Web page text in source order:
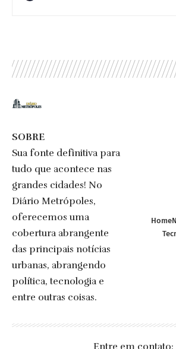
SOBRE
Sua fonte definitiva para
tudo que acontece nas
grandes cidades! No
Diário Metrópoles,
oferecemos uma
cobertura abrangente
das principais notícias
urbanas, abrangendo
política, tecnologia e
entre outras coisas.
Home
Entre em contato: